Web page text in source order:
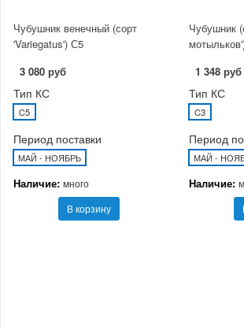
Чубушник венечный (сорт
'Variegatus') С5
3 080 руб
Тип КС
C5
Период поставки
МАЙ - НОЯБРЬ
Наличие: много
В корзину
Чубушник
1 348 руб
Тип КС
C3
Период
МАЙ -
Наличие: